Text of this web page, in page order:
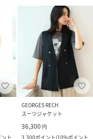
ト
GEORGES RECH
スーツジャケット
36,300 円
3,300ポイント(10%ポイント